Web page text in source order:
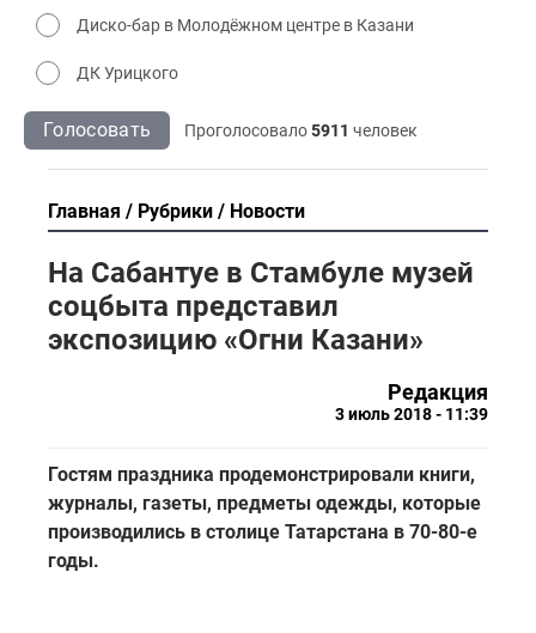
Диско-бар в Молодёжном центре в Казани
ДК Урицкого
Голосовать Проголосовало5911 человек
Главная Рубрики Новости
На Сабантуе в Стамбуле музей
соцбыта представил
экспозицию «Огни Казани»
Редакция
3 июль 2018 - 11:39
Гостям праздника продемонстрировали книги,
журналы, газеты, предметы одежды, которые
производились в столице Татарстана в 70-80-е
годы.